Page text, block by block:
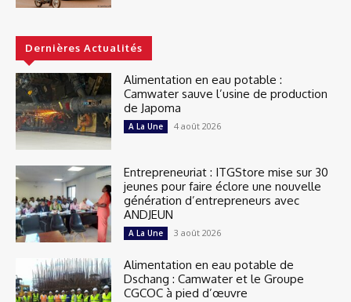
Dernières Actualités
Alimentation en eau potable :
Camwater sauve l’usine de production
de Japoma
A La Une 4 août 2026
Entrepreneuriat : ITGStore mise sur 30
jeunes pour faire éclore une nouvelle
génération d’entrepreneurs avec
ANDJEUN
A La Une 3 août 2026
Alimentation en eau potable de
Dschang : Camwater et le Groupe
CGCOC à pied d’œuvre